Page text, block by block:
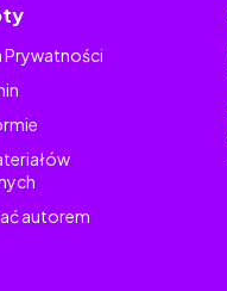
Prywatności
autorem